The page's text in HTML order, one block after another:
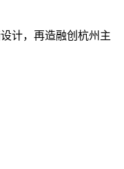
计，再造融创杭州主